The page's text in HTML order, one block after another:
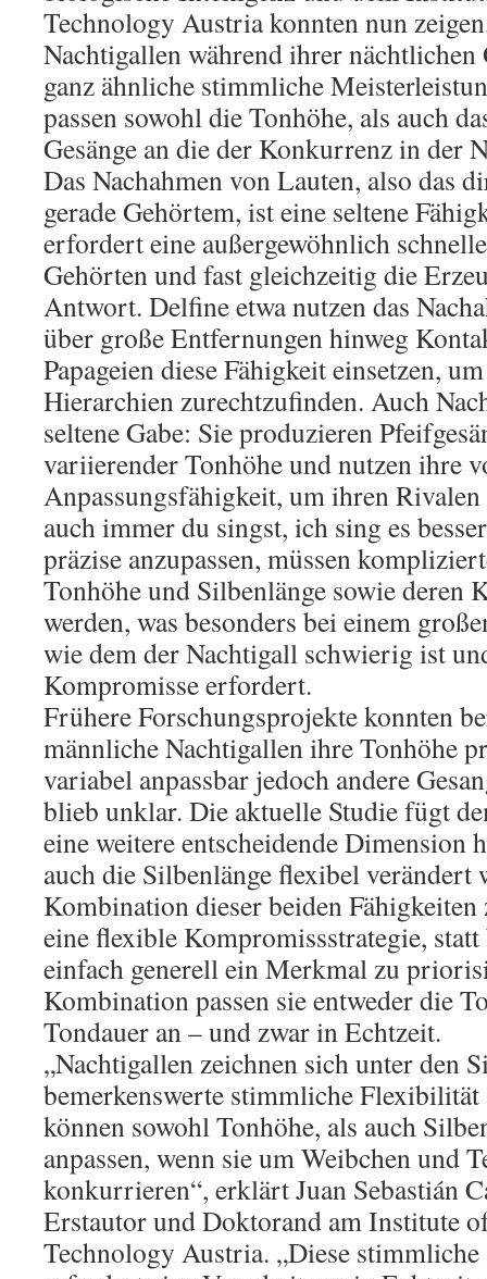
Technology Austria konnten nun
Nachtigallen während ihrer nächtlichen
ganz ähnliche stimmliche
passen sowohl die Tonhöhe, als auch
Gesänge an die der Konkurrenz in der
Das Nachahmen von Lauten, also das
gerade Gehörtem, ist eine seltene
erfordert eine außergewöhnlich
Gehörten und fast gleichzeitig die
Antwort. Delfine etwa nutzen das
über große Entfernungen hinweg
Papageien diese Fähigkeit einsetzen,
Hierarchien zurechtzufinden. Auch
seltene Gabe: Sie produzieren
variierender Tonhöhe und nutzen ihre
Anpassungsfähigkeit, um ihren Rivalen
auch immer du singst, ich sing es
präzise anzupassen, müssen
Tonhöhe und Silbenlänge sowie
werden, was besonders bei einem
wie dem der Nachtigall schwierig ist
Kompromisse erfordert.
Frühere Forschungsprojekte konnten
männliche Nachtigallen ihre Tonhöhe
variabel anpassbar jedoch andere
blieb unklar. Die aktuelle Studie fügt
eine weitere entscheidende Dimension
auch die Silbenlänge flexibel verändert
Kombination dieser beiden Fähigkeiten
eine flexible Kompromissstrategie,
einfach generell ein Merkmal zu
Kombination passen sie entweder die
Tondauer an – und zwar in Echtzeit.
„Nachtigallen zeichnen sich unter den
bemerkenswerte stimmliche Flexibilität
können sowohl Tonhöhe, als auch
anpassen, wenn sie um Weibchen und
konkurrieren“, erklärt Juan Sebastián
Erstautor und Doktorand am Institute
Technology Austria. „Diese